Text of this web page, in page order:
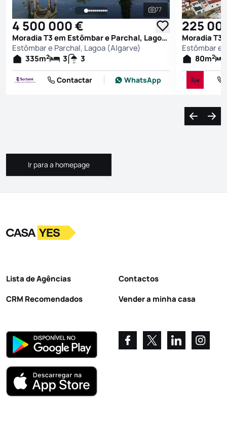
Ver todas as
77
4 500 000 €
Moradia T3 em Estômbar e Parchal, Lagoa (Algarve)
Estômbar e Parchal, Lagoa (Algarve)
335m2 3 3
Contactar WhatsApp
225
Estômbar e
80m2
Ir para a homepage
Ir para a homepage
LogoIr para a homepage
Lista de Agências
CRM Recomendados
Contactos
Vender a minha casa